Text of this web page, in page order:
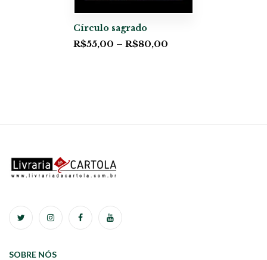
Círculo sagrado
R$55,00 – R$80,00
SOBRE NÓS